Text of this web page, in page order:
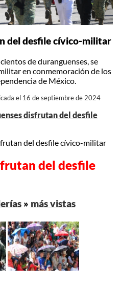
del desfile cívico-militar
de duranguenses, se
en conmemoración de los
de México.
el 16 de septiembre de 2024
disfrutan del desfile
del desfile cívico-militar
del desfile
» más vistas